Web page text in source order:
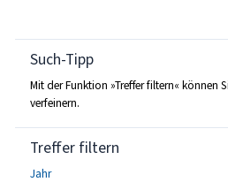
Such-Tipp
Mit der Funktion »Treffer filtern« können
verfeinern.
Treffer filtern
Jahr